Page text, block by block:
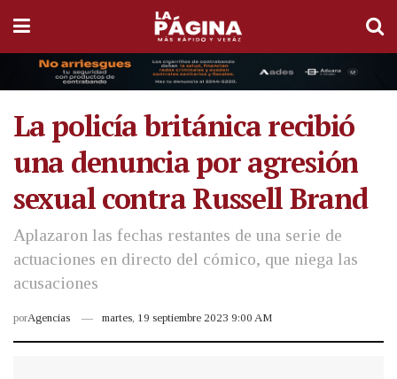
La policía británica recibió
una denuncia por agresión
sexual contra Russell Brand
Aplazaron las fechas restantes de una serie de
actuaciones en directo del cómico, que niega las
acusaciones
porAgencias martes, 19 septiembre 2023 9:00 AM